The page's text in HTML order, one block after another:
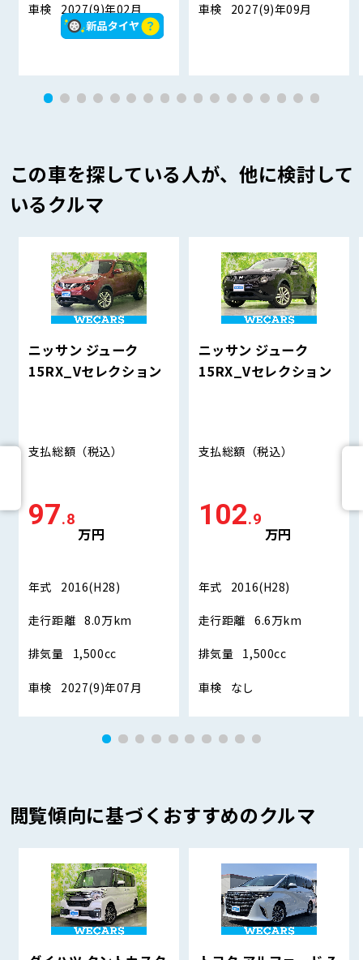
車検 2027(9)年02月 車検 2027(9)年09月
この車を探している人が、他に検討して
いるクルマ
ニッサン ジューク
15RX_Vセレクション
支払総額 （税込）
97.8
万円
年式 2016(H28)
走行距離 8.0万km
排気量 1,500cc
車検 2027(9)年07月
ニッサン ジューク
15RX_Vセレクション
支払総額 （税込）
102.9
万円
年式 2016(H28)
走行距離 6.6万km
排気量 1,500cc
車検 なし
閲覧傾向に基づくおすすめのクルマ